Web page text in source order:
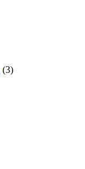
(3)